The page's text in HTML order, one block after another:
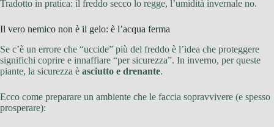
Tradotto in pratica: il freddo secco lo regge, l’umidità invernale no.
Il vero nemico non è il gelo: è l’acqua ferma
Se c’è un errore che “uccide” più del freddo è l’idea che proteggere
significhi coprire e innaffiare “per sicurezza”. In inverno, per queste
piante, la sicurezza è asciutto e drenante.
Ecco come preparare un ambiente che le faccia sopravvivere (e spesso
prosperare):